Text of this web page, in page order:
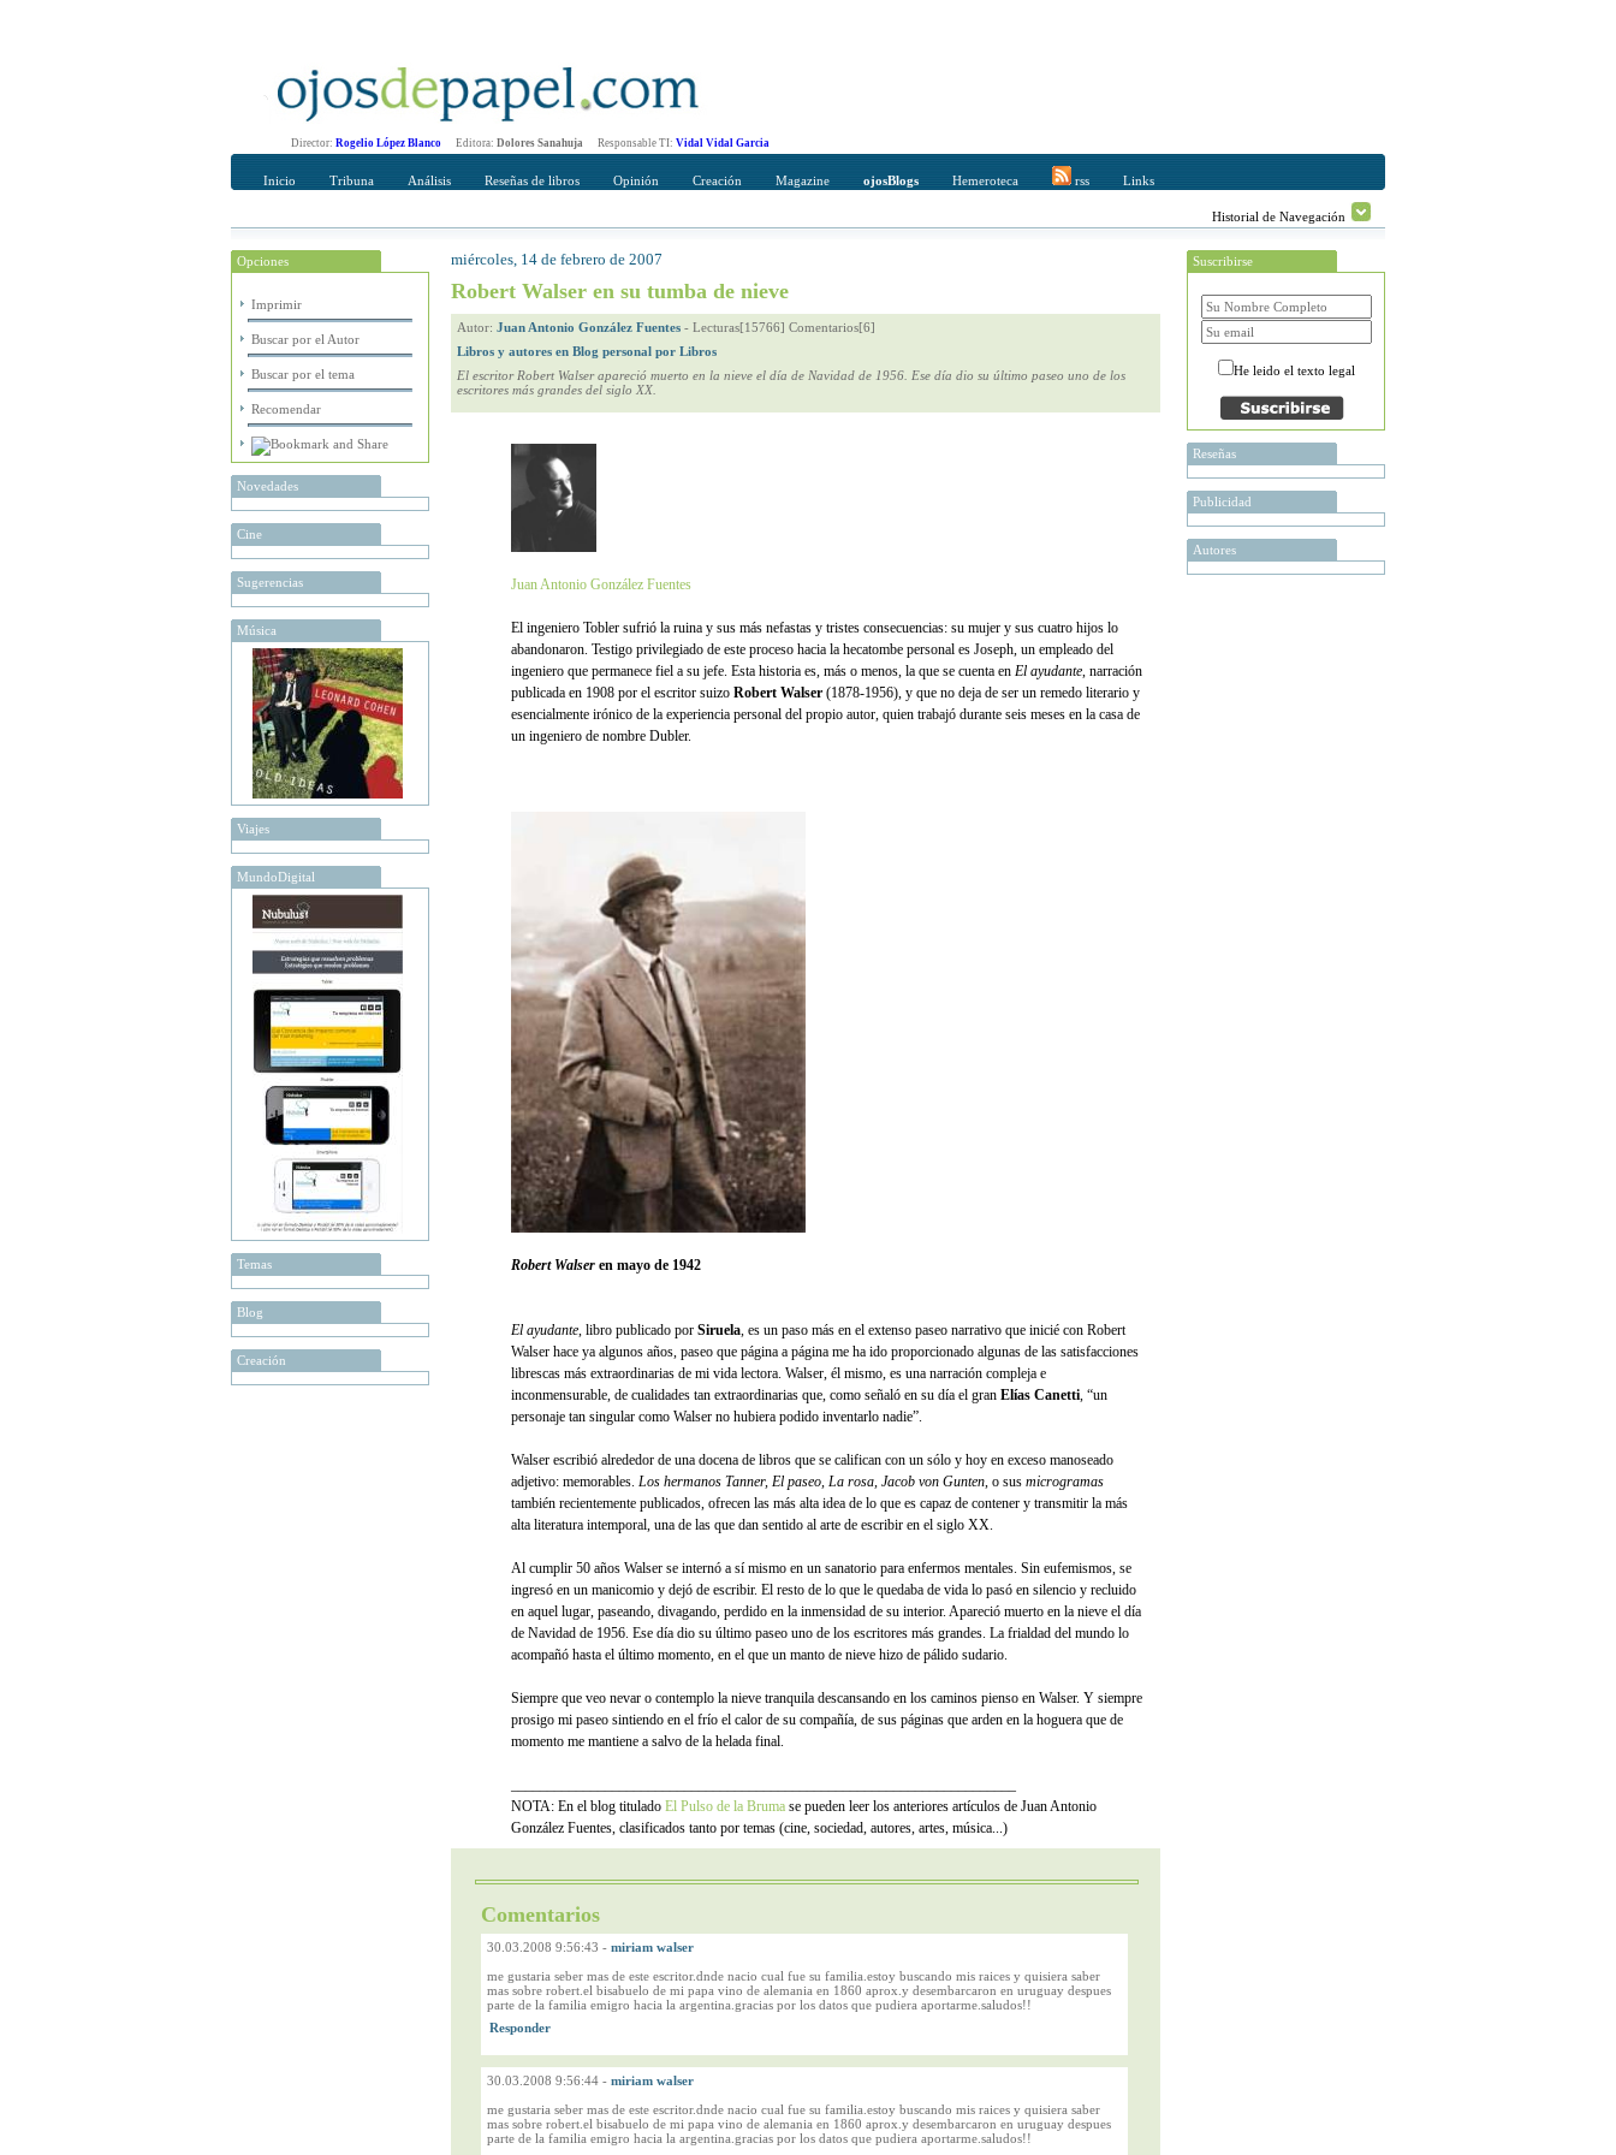
Director: Rogelio López Blanco Editora: Dolores Sanahuja Responsable TI: Vidal Vidal Garcia
Inicio Tribuna Análisis Reseñas de libros Opinión Creación Magazine ojosBlogs Hemeroteca rss Links
Historial de Navegación
Opciones
Imprimir
Buscar por el Autor
Buscar por el tema
Recomendar
Novedades
Cine
Sugerencias
Música
Viajes
MundoDigital
Temas
Blog
Creación
Recomendar
Su nombre Completo
miércoles, 14 de febrero de 2007
Robert Walser en su tumba de nieve
Autor: Juan Antonio González Fuentes - Lecturas[15766] Comentarios[6]
Libros y autores en Blog personal por Libros
El escritor Robert Walser apareció muerto en la nieve el día de Navidad de 1956. Ese día dio su último paseo uno de los
escritores más grandes del siglo XX.
Juan Antonio González Fuentes
El ingeniero Tobler sufrió la ruina y sus más nefastas y tristes consecuencias: su mujer y sus cuatro hijos lo
abandonaron. Testigo privilegiado de este proceso hacia la hecatombe personal es Joseph, un empleado del
ingeniero que permanece fiel a su jefe. Esta historia es, más o menos, la que se cuenta en El ayudante, narración
publicada en 1908 por el escritor suizo Robert Walser (1878-1956), y que no deja de ser un remedo literario y
esencialmente irónico de la experiencia personal del propio autor, quien trabajó durante seis meses en la casa de
un ingeniero de nombre Dubler.
Robert Walser en mayo de 1942
El ayudante, libro publicado por Siruela, es un paso más en el extenso paseo narrativo que inicié con Robert
Walser hace ya algunos años, paseo que página a página me ha ido proporcionado algunas de las satisfacciones
librescas más extraordinarias de mi vida lectora. Walser, él mismo, es una narración compleja e
inconmensurable, de cualidades tan extraordinarias que, como señaló en su día el gran Elías Canetti, “un
personaje tan singular como Walser no hubiera podido inventarlo nadie”.
Walser escribió alrededor de una docena de libros que se califican con un sólo y hoy en exceso manoseado
adjetivo: memorables. Los hermanos Tanner, El paseo, La rosa, Jacob von Gunten, o sus microgramas
también recientemente publicados, ofrecen las más alta idea de lo que es capaz de contener y transmitir la más
alta literatura intemporal, una de las que dan sentido al arte de escribir en el siglo XX.
Al cumplir 50 años Walser se internó a sí mismo en un sanatorio para enfermos mentales. Sin eufemismos, se
ingresó en un manicomio y dejó de escribir. El resto de lo que le quedaba de vida lo pasó en silencio y recluido
en aquel lugar, paseando, divagando, perdido en la inmensidad de su interior. Apareció muerto en la nieve el día
de Navidad de 1956. Ese día dio su último paseo uno de los escritores más grandes. La frialdad del mundo lo
acompañó hasta el último momento, en el que un manto de nieve hizo de pálido sudario.
Siempre que veo nevar o contemplo la nieve tranquila descansando en los caminos pienso en Walser. Y siempre
prosigo mi paseo sintiendo en el frío el calor de su compañía, de sus páginas que arden en la hoguera que de
momento me mantiene a salvo de la helada final.
NOTA: En el blog titulado El Pulso de la Bruma se pueden leer los anteriores artículos de Juan Antonio
González Fuentes, clasificados tanto por temas (cine, sociedad, autores, artes, música...)
Comentarios
30.03.2008 9:56:43 - miriam walser
me gustaria seber mas de este escritor.dnde nacio cual fue su familia.estoy buscando mis raices y quisiera saber
mas sobre robert.el bisabuelo de mi papa vino de alemania en 1860 aprox.y desembarcaron en uruguay despues
parte de la familia emigro hacia la argentina.gracias por los datos que pudiera aportarme.saludos!!
30.03.2008 9:56:44 - miriam walser
me gustaria seber mas de este escritor.dnde nacio cual fue su familia.estoy buscando mis raices y quisiera saber
mas sobre robert.el bisabuelo de mi papa vino de alemania en 1860 aprox.y desembarcaron en uruguay despues
parte de la familia emigro hacia la argentina.gracias por los datos que pudiera aportarme.saludos!!
Suscribirse
He leido el texto legal
Reseñas
Publicidad
Autores